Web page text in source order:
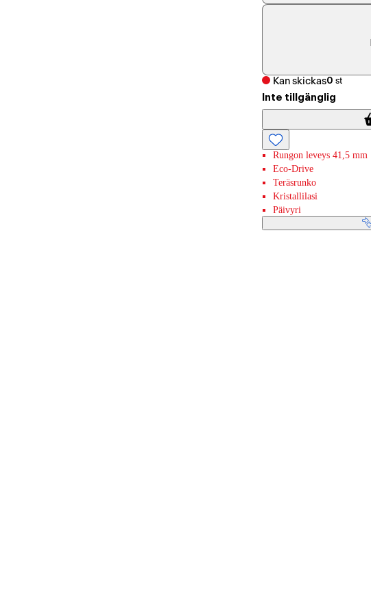
Kan skickas0 st
Inte tillgänglig
Rungon leveys 41,5 mm
Eco-Drive
Teräsrunko
Kristallilasi
Päivyri